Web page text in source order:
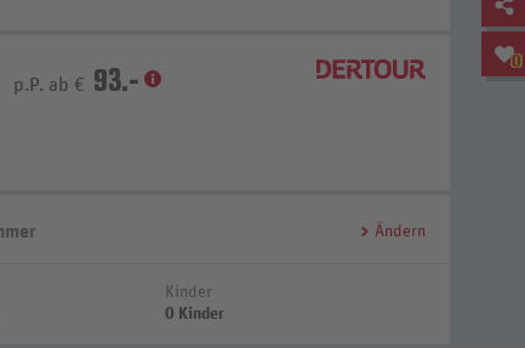
0
p.P. ab € 93.-
Ändern
Kinder
0 Kinder